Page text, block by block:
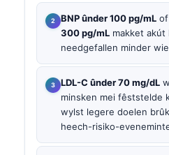
BNP ûnder 100 pg/mL of
300 pg/mL makket
needgefallen minder
LDL-C ûnder 70 mg/dL
minsken mei fêststelde
wylst legere doelen
heech-risiko-